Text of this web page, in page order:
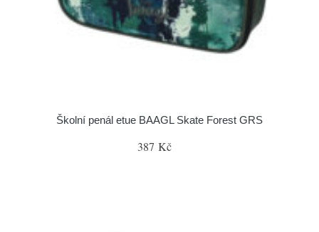
Školní penál etue BAAGL Skate Forest GRS
387 Kč